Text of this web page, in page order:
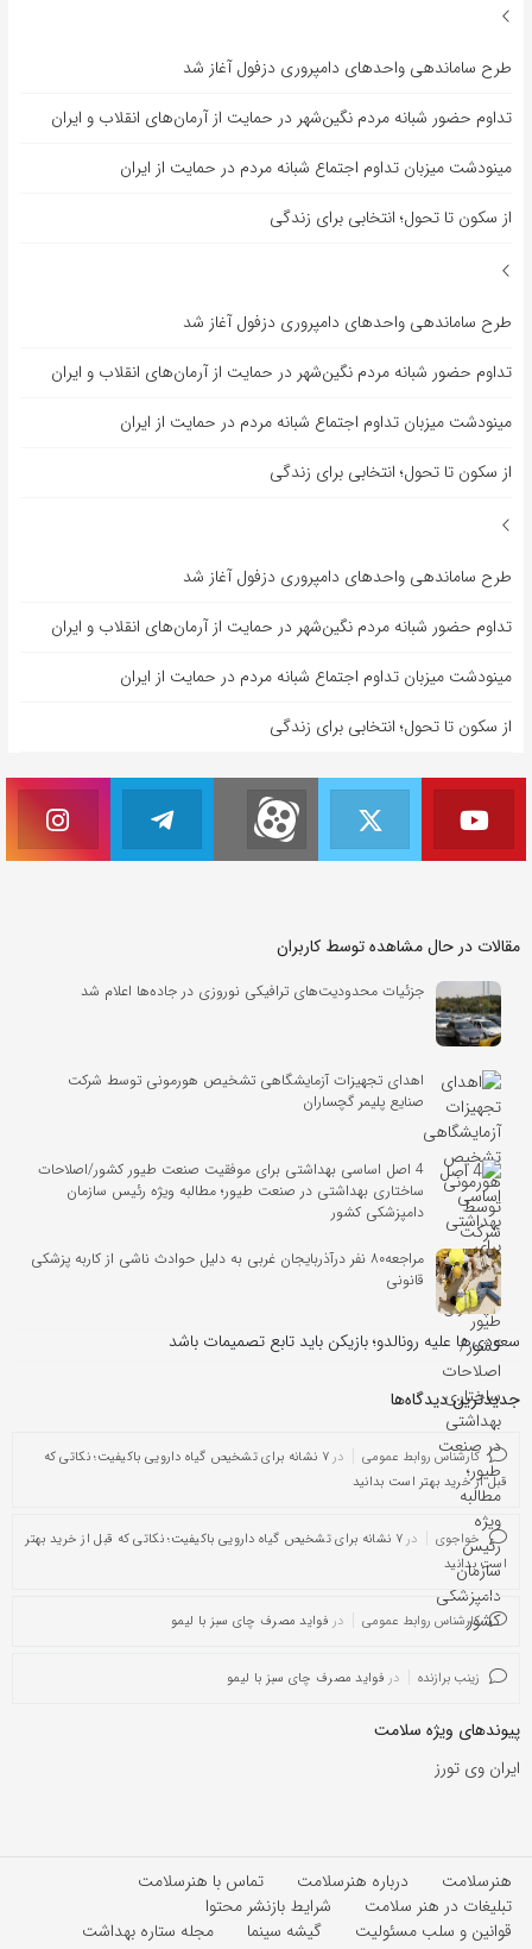
طرح ساماندهی واحدهای دامپروری دزفول آغاز شد
تداوم حضور شبانه مردم نگین‌شهر در حمایت از آرمان‌های انقلاب و ایران
مینودشت میزبان تداوم اجتماع شبانه مردم در حمایت از ایران
از سکون تا تحول؛ انتخابی برای زندگی
طرح ساماندهی واحدهای دامپروری دزفول آغاز شد
تداوم حضور شبانه مردم نگین‌شهر در حمایت از آرمان‌های انقلاب و ایران
مینودشت میزبان تداوم اجتماع شبانه مردم در حمایت از ایران
از سکون تا تحول؛ انتخابی برای زندگی
طرح ساماندهی واحدهای دامپروری دزفول آغاز شد
تداوم حضور شبانه مردم نگین‌شهر در حمایت از آرمان‌های انقلاب و ایران
مینودشت میزبان تداوم اجتماع شبانه مردم در حمایت از ایران
از سکون تا تحول؛ انتخابی برای زندگی
مقالات در حال مشاهده توسط کاربران
جزئیات محدودیت‌های ترافیکی نوروزی در جاده‌ها اعلام شد
اهدای تجهیزات آزمایشگاهی تشخیص هورمونی توسط شرکت
صنایع پلیمر گچساران
4 اصل اساسی بهداشتی برای موفقیت صنعت طیور کشور/اصلاحات
ساختاری بهداشتی در صنعت طیور؛ مطالبه ویژه رئیس سازمان
دامپزشکی کشور
مراجعه۸۰ نفر درآذربایجان غربی به دلیل حوادث ناشی از کاربه پزشکی
قانونی
سعودی‌ها علیه رونالدو؛ بازیکن باید تابع تصمیمات باشد
جدیدترین دیدگاه‌‌ها
کارشناس روابط عمومی در
۷ نشانه برای تشخیص گیاه دارویی باکیفیت؛ نکاتی که
قبل از خرید بهتر است بدانید
خواجوی در
۷ نشانه برای تشخیص گیاه دارویی باکیفیت؛ نکاتی که قبل از خرید بهتر
است بدانید
کارشناس روابط عمومی در فواید مصرف چای سبز با لیمو
زینب برازنده در فواید مصرف چای سبز با لیمو
پیوندهای ویژه سلامت
ایران وی تورز
هنرسلامت درباره هنرسلامت
تماس با هنرسلامت
تبلیغات در هنر سلامت
شرایط بازنشر محتوا
قوانین و سلب مسئولیت
گیشه سینما مجله ستاره بهداشت